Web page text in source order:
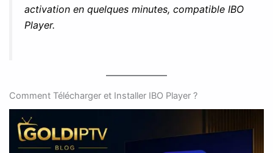
activation en quelques minutes, compatible IBO
Player.
Comment Télécharger et Installer IBO Player ?